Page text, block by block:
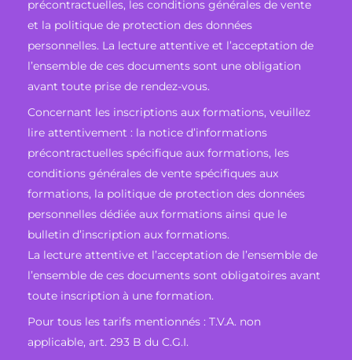
précontractuelles, les conditions générales de vente
et la politique de protection des données
personnelles. La lecture attentive et l’acceptation de
l’ensemble de ces documents sont une obligation
avant toute prise de rendez-vous.
Concernant les inscriptions aux formations, veuillez
lire attentivement : la notice d’informations
précontractuelles spécifique aux formations, les
conditions générales de vente spécifiques aux
formations, la politique de protection des données
personnelles dédiée aux formations ainsi que le
bulletin d’inscription aux formations.
La lecture attentive et l’acceptation de l’ensemble de
l’ensemble de ces documents sont obligatoires avant
toute inscription à une formation.
Pour tous les tarifs mentionnés : T.V.A. non
applicable, art. 293 B du C.G.I.